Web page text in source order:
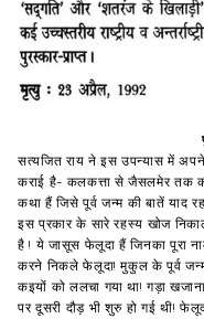
सत्यजित राय ने इस उपन्यास में
कराई है- कलकत्ता से जैसलमेर तक
कथा हैं जिसे पूर्व जन्म की बातें याद
इस प्रकार के सारे रहस्य खोज
है ! ये जासूस फेलूदा हैं जिनका पूरा
करने निकले फेलूदा! मुकुल के पूर्व
कइयों को ललचा गया था! गड़ा
पर दूसरी दौड़ भी शुरु हो गई थी!